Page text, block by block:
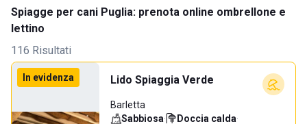
Spiagge per cani Puglia: prenota online ombrellone e
lettino
116 Risultati
In evidenza Lido Spiaggia Verde
Barletta
Sabbiosa· Doccia calda·